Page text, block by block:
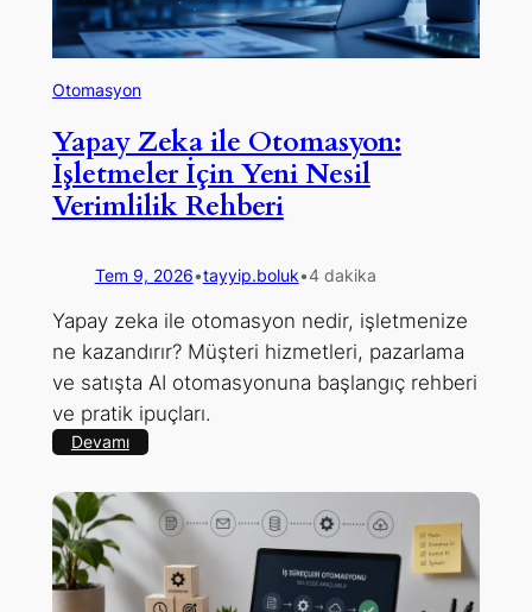
Otomasyon
Yapay Zeka ile Otomasyon:
İşletmeler İçin Yeni Nesil
Verimlilik Rehberi
Tem 9, 2026•tayyip.boluk•4 dakika
Yapay zeka ile otomasyon nedir, işletmenize
ne kazandırır? Müşteri hizmetleri, pazarlama
ve satışta AI otomasyonuna başlangıç rehberi
ve pratik ipuçları.
Devamı:
Zeka
ile
İşletmeler
İçin